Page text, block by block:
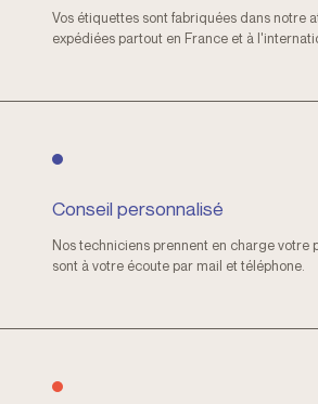
Vos étiquettes sont fabriquées dans notre
expédiées partout en France et à
Conseil personnalisé
Nos techniciens prennent en charge votre
sont à votre écoute par mail et téléphone.